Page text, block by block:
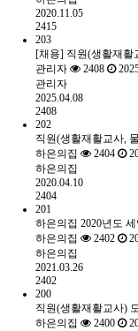
2020.11.05
2415
203
[채용] 직원(생활재활
관리자
2408
관리자
2025.04.08
2408
202
직원(생활재활교사,
하은의집
2404
하은의집
2020.04.10
2404
201
하은의집 2020년도
하은의집
2402
하은의집
2021.03.26
2402
200
직원(생활재활교사)
하은의집
2400